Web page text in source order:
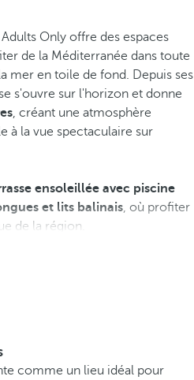
Only offre des espaces
de la Méditerranée dans toute
mer en toile de fond. Depuis ses
s'ouvre sur l'horizon et donne
, créant une atmosphère
à la vue spectaculaire sur
ensoleillée avec piscine
et lits balinais, où profiter
de la région.
comme un lieu idéal pour